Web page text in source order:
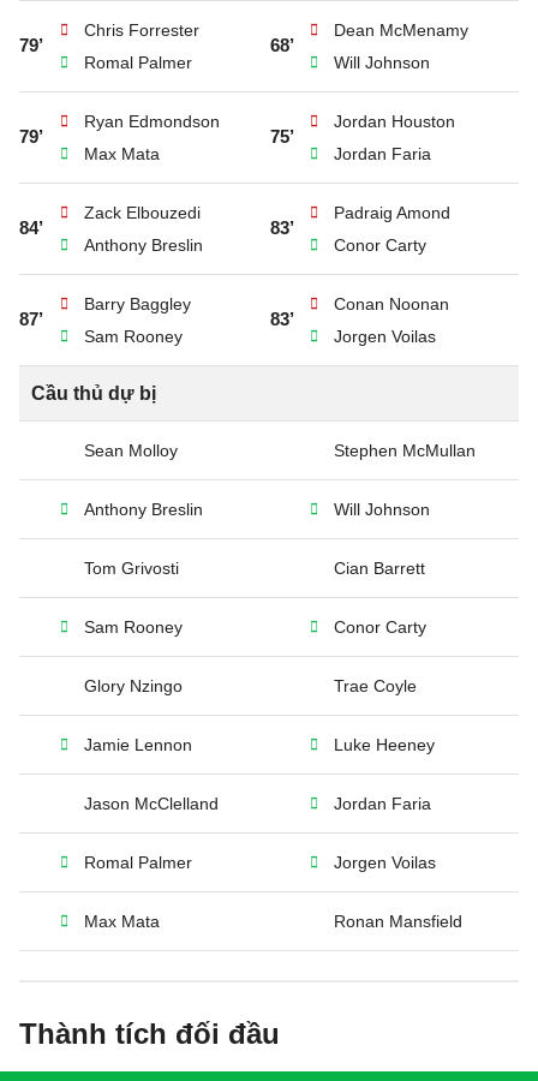
79’
Chris Forrester
Romal Palmer
68’
Dean McMenamy
Will Johnson
79’
Ryan Edmondson
Max Mata
75’
Jordan Houston
Jordan Faria
84’
Zack Elbouzedi
Anthony Breslin
83’
Padraig Amond
Conor Carty
87’
Barry Baggley
Sam Rooney
83’
Conan Noonan
Jorgen Voilas
Cầu thủ dự bị
Sean Molloy Stephen McMullan
Anthony Breslin Will Johnson
Tom Grivosti Cian Barrett
Sam Rooney Conor Carty
Glory Nzingo Trae Coyle
Jamie Lennon Luke Heeney
Jason McClelland Jordan Faria
Romal Palmer Jorgen Voilas
Max Mata Ronan Mansfield
Thành tích đối đầu